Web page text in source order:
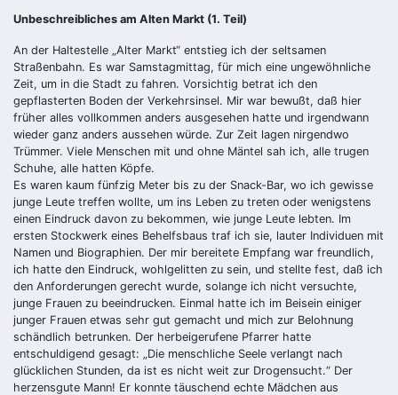
Unbeschreibliches am Alten Markt (1. Teil)
An der Haltestelle „Alter Markt“ entstieg ich der seltsamen
Straßenbahn. Es war Samstagmittag, für mich eine ungewöhnliche
Zeit, um in die Stadt zu fahren. Vorsichtig betrat ich den
gepflasterten Boden der Verkehrsinsel. Mir war bewußt, daß hier
früher alles vollkommen anders ausgesehen hatte und irgendwann
wieder ganz anders aussehen würde. Zur Zeit lagen nirgendwo
Trümmer. Viele Menschen mit und ohne Mäntel sah ich, alle trugen
Schuhe, alle hatten Köpfe.
Es waren kaum fünfzig Meter bis zu der Snack-Bar, wo ich gewisse
junge Leute treffen wollte, um ins Leben zu treten oder wenigstens
einen Eindruck davon zu bekommen, wie junge Leute lebten. Im
ersten Stockwerk eines Behelfsbaus traf ich sie, lauter Individuen mit
Namen und Biographien. Der mir bereitete Empfang war freundlich,
ich hatte den Eindruck, wohlgelitten zu sein, und stellte fest, daß ich
den Anforderungen gerecht wurde, solange ich nicht versuchte,
junge Frauen zu beeindrucken. Einmal hatte ich im Beisein einiger
junger Frauen etwas sehr gut gemacht und mich zur Belohnung
schändlich betrunken. Der herbeigerufene Pfarrer hatte
entschuldigend gesagt: „Die menschliche Seele verlangt nach
glücklichen Stunden, da ist es nicht weit zur Drogensucht.“ Der
herzensgute Mann! Er konnte täuschend echte Mädchen aus